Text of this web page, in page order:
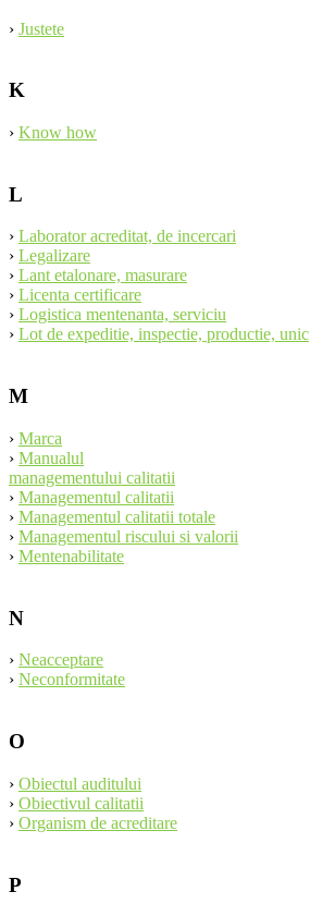
› Justete
K
› Know how
L
› Laborator acreditat, de incercari
› Legalizare
› Lant etalonare, masurare
› Licenta certificare
› Logistica mentenanta, serviciu
› Lot de expeditie, inspectie, productie, unic
M
› Marca
› Manualul
managementului calitatii
› Managementul calitatii
› Managementul calitatii totale
› Managementul riscului si valorii
› Mentenabilitate
N
› Neacceptare
› Neconformitate
O
› Obiectul auditului
› Obiectivul calitatii
› Organism de acreditare
P